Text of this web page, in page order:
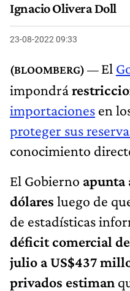
Ignacio Olivera Doll
23-08-2022 09:33
El
impondrá
importaciones en
proteger sus
conocimiento
El Gobierno apunta
dólares luego de
de estadísticas
déficit comercial
julio a US$437
privados estiman